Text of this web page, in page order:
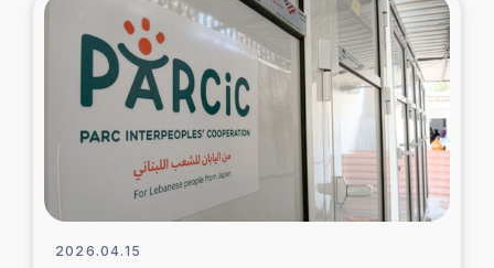
漁民によるマングローブ植林活動
レバノンでのシリア難民への食糧・越冬支援
レバノンにおける緊急支援
レバノンでのシリア難民への教育支援事業
2026.04.15